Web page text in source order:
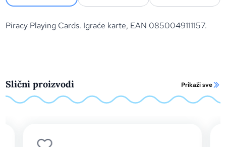
Piracy Playing Cards. Igraće karte, EAN 0850049111157.
Slični proizvodi Prikaži sve